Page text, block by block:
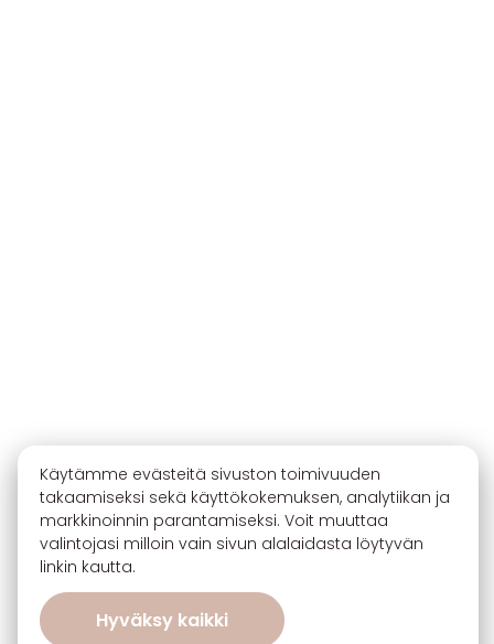
Käytämme evästeitä sivuston toimivuuden
takaamiseksi sekä käyttökokemuksen, analytiikan ja
markkinoinnin parantamiseksi. Voit muuttaa
valintojasi milloin vain sivun alalaidasta löytyvän
linkin kautta.
Hyväksy kaikki